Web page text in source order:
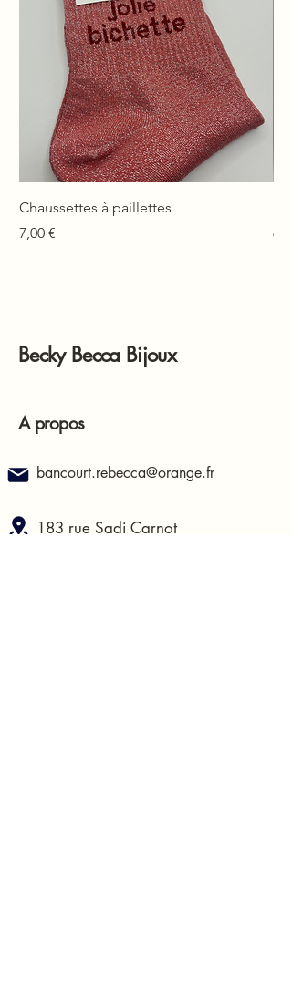
Chaussettes à paillettes
Prix
7,00 €
Prix
Becky Becca Bijoux
A propos
bancourt.rebecca@orange.fr
183 rue Sadi Carnot